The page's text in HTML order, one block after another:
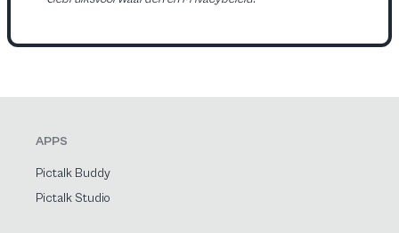
APPS
Pictalk Buddy
Pictalk Studio